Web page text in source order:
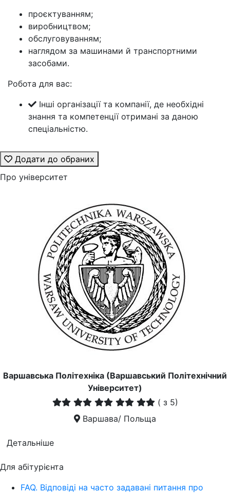
проєктуванням;
виробництвом;
обслуговуванням;
наглядом за машинами й транспортними
засобами.
Робота для вас:
Інші організації та компанії, де необхідні
знання та компетенції отримані за даною
спеціальністю.
Додати до обраних
Про університет
Варшавська Політехніка (Варшавський Політехнічний
Університет)
( з 5)
Варшава/ Польща
Детальніше
Для абітурієнта
FAQ. Відповіді на часто задавані питання про